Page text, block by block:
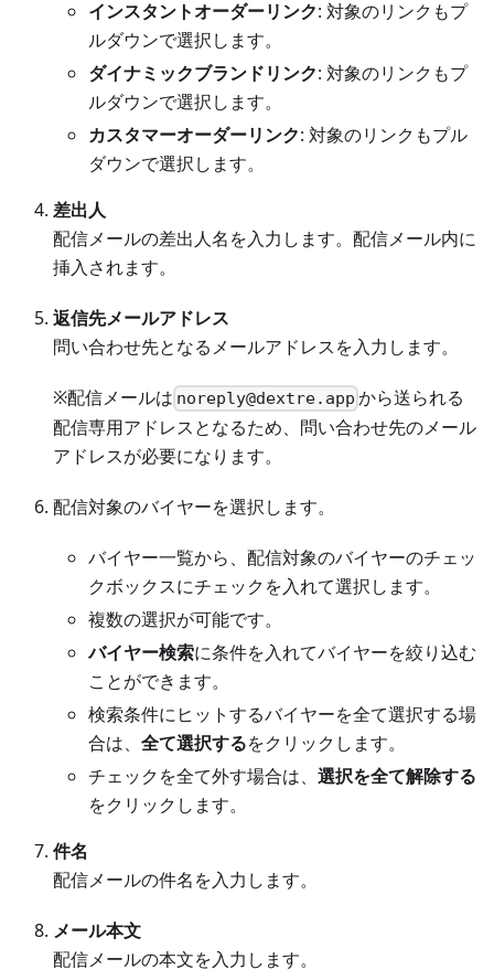
インスタントオーダーリンク: 対象のリンクもプ
ルダウンで選択します。
ダイナミックブランドリンク: 対象のリンクもプ
ルダウンで選択します。
カスタマーオーダーリンク: 対象のリンクもプル
ダウンで選択します。
差出人
配信メールの差出人名を入力します。配信メール内に
挿入されます。
返信先メールアドレス
問い合わせ先となるメールアドレスを入力します。
※配信メールは noreply@dextre.app から送られる
配信専用アドレスとなるため、問い合わせ先のメール
アドレスが必要になります。
配信対象のバイヤーを選択します。
バイヤー一覧から、配信対象のバイヤーのチェッ
クボックスにチェックを入れて選択します。
複数の選択が可能です。
バイヤー検索に条件を入れてバイヤーを絞り込む
ことができます。
検索条件にヒットするバイヤーを全て選択する場
合は、 全て選択するをクリックします。
チェックを全て外す場合は、 選択を全て解除する
をクリックします。
件名
配信メールの件名を入力します。
メール本文
配信メールの本文を入力します。